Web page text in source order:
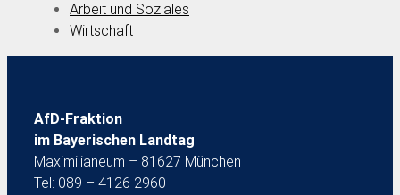
Arbeit und Soziales
Wirtschaft
AfD-Fraktion
im Bayerischen Landtag
Maximilianeum – 81627 München
Tel: 089 – 4126 2960